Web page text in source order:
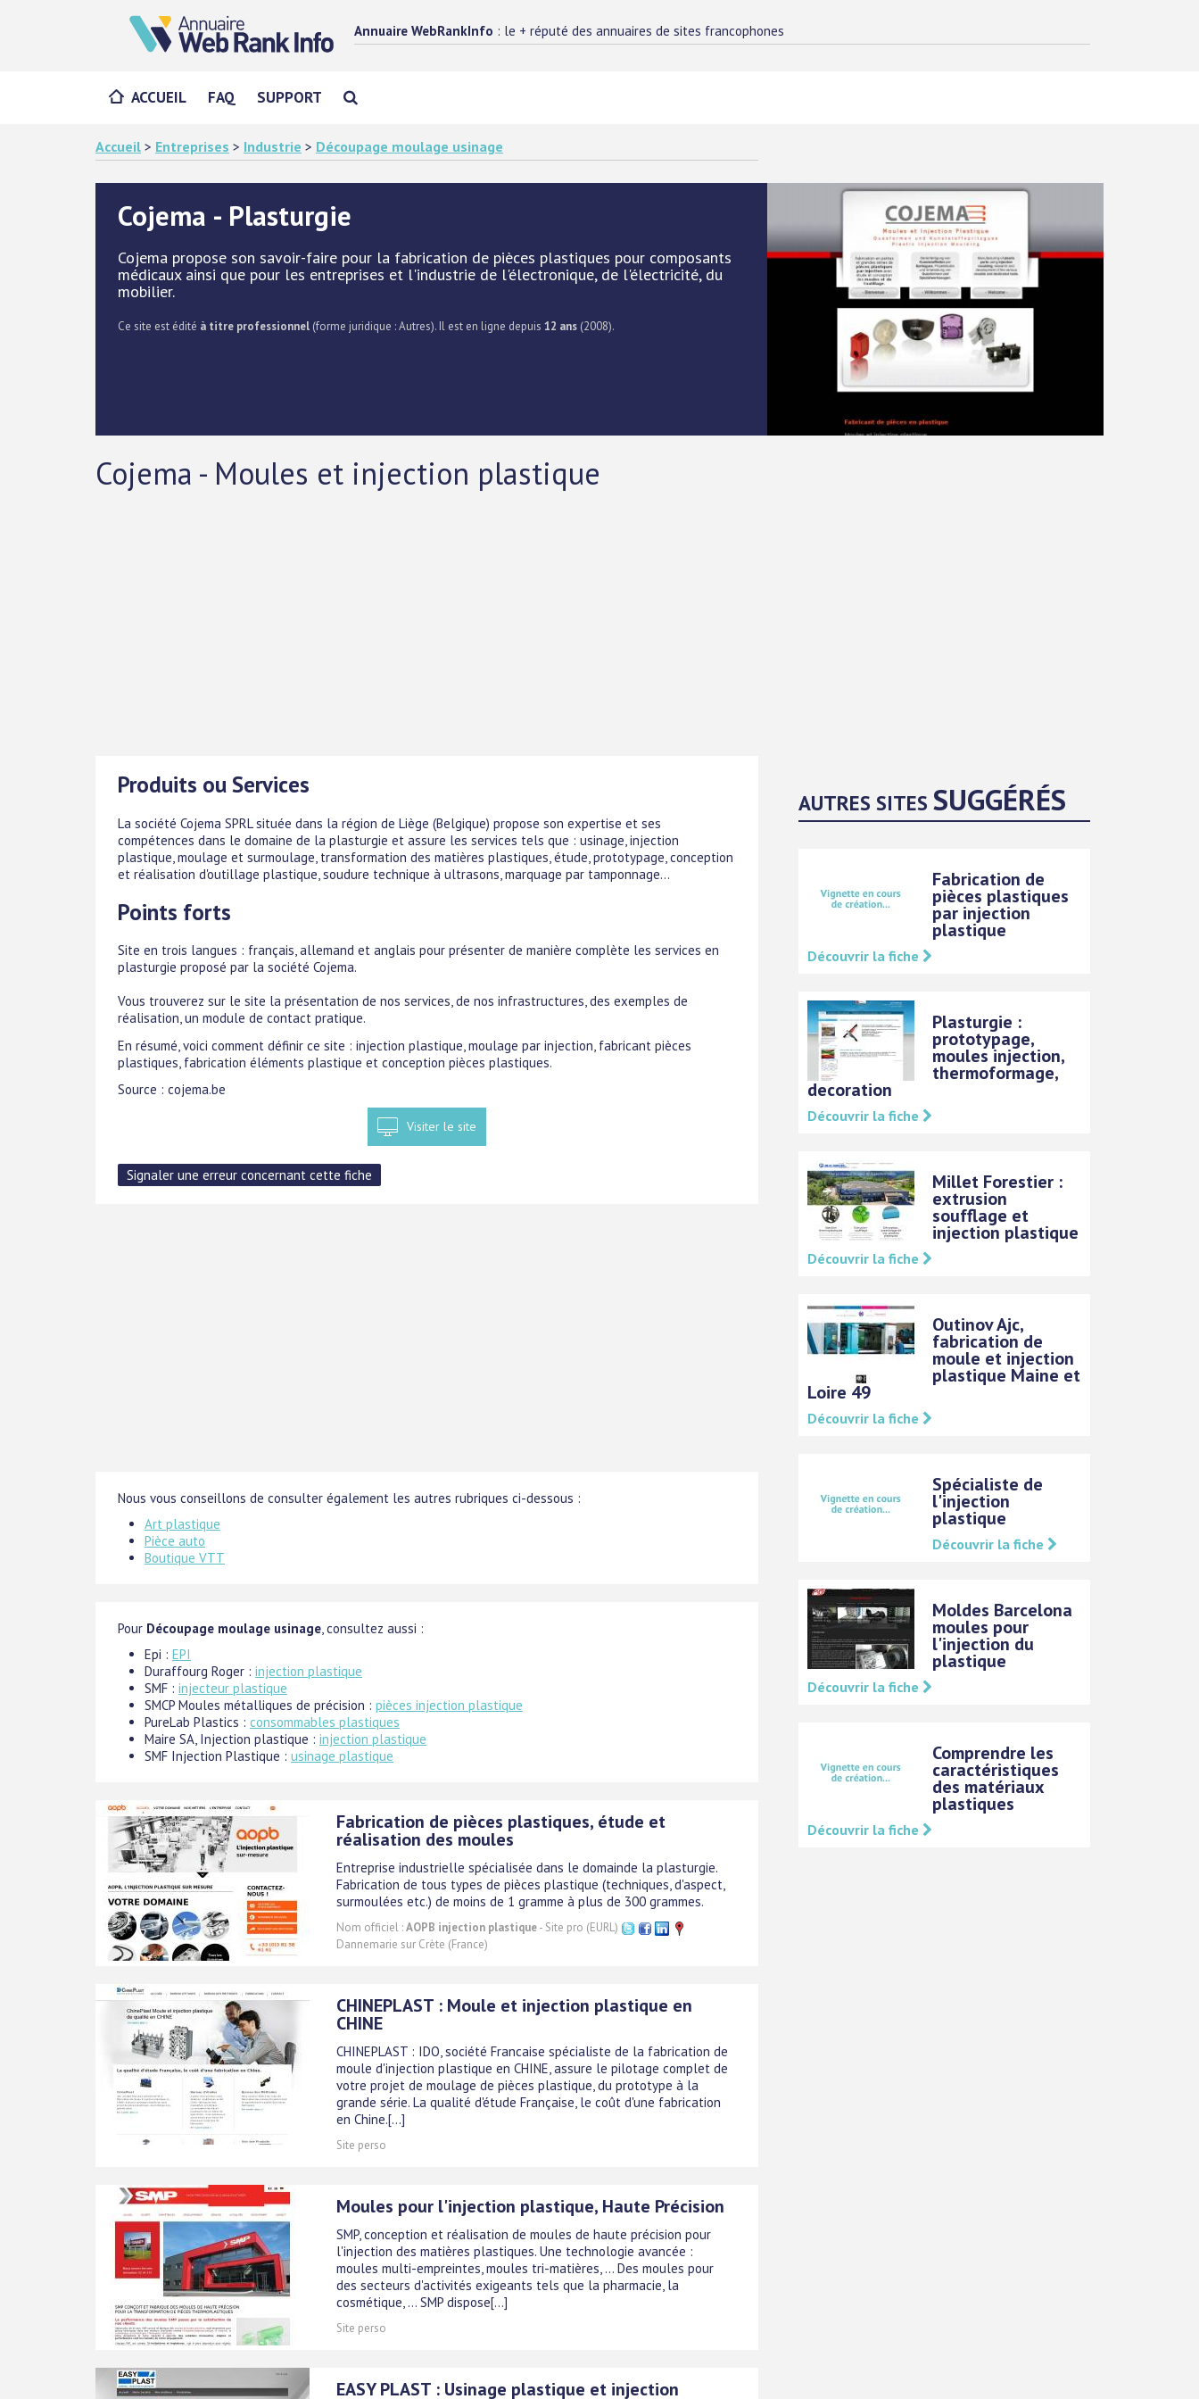
Annuaire WebRankInfo : le + réputé des annuaires de sites francophones
ACCUEIL FAQ SUPPORT
Accueil > Entreprises > Industrie > Découpage moulage usinage
Cojema - Plasturgie
Cojema propose son savoir-faire pour la fabrication de pièces plastiques pour composants
médicaux ainsi que pour les entreprises et l'industrie de l'électronique, de l'électricité, du
mobilier.
Ce site est édité à titre professionnel (forme juridique : Autres). Il est en ligne depuis 12 ans (2008).
Cojema - Moules et injection plastique
Produits ou Services
La société Cojema SPRL située dans la région de Liège (Belgique) propose son expertise et ses
compétences dans le domaine de la plasturgie et assure les services tels que : usinage, injection
plastique, moulage et surmoulage, transformation des matières plastiques, étude, prototypage, conception
et réalisation d'outillage plastique, soudure technique à ultrasons, marquage par tamponnage...
Points forts
Site en trois langues : français, allemand et anglais pour présenter de manière complète les services en
plasturgie proposé par la société Cojema.
Vous trouverez sur le site la présentation de nos services, de nos infrastructures, des exemples de
réalisation, un module de contact pratique.
En résumé, voici comment définir ce site : injection plastique, moulage par injection, fabricant pièces
plastiques, fabrication éléments plastique et conception pièces plastiques.
Source : cojema.be
Visiter le site
Nous vous conseillons de consulter également les autres rubriques ci-dessous :
Art plastique
Pièce auto
Boutique VTT
Pour Découpage moulage usinage, consultez aussi :
Epi : EPI
Duraffourg Roger : injection plastique
SMF : injecteur plastique
SMCP Moules métalliques de précision : pièces injection plastique
PureLab Plastics : consommables plastiques
Maire SA, Injection plastique : injection plastique
SMF Injection Plastique : usinage plastique
Fabrication de pièces plastiques, étude et
réalisation des moules
Entreprise industrielle spécialisée dans le domainde la plasturgie.
Fabrication de tous types de pièces plastique (techniques, d'aspect,
surmoulées etc.) de moins de 1 gramme à plus de 300 grammes.
Nom officiel :AOPB injection plastique- Site pro (EURL)
Dannemarie sur Crète (France)
CHINEPLAST : Moule et injection plastique en
CHINE
CHINEPLAST : IDO, société Francaise spécialiste de la fabrication de
moule d'injection plastique en CHINE, assure le pilotage complet de
votre projet de moulage de pièces plastique, du prototype à la
grande série. La qualité d'étude Française, le coût d'une fabrication
en Chine.[...]
Site perso
Moules pour l'injection plastique, Haute Précision
SMP, conception et réalisation de moules de haute précision pour
l'injection des matières plastiques. Une technologie avancée :
moules multi-empreintes, moules tri-matières, ... Des moules pour
des secteurs d'activités exigeants tels que la pharmacie, la
cosmétique, ... SMP dispose[...]
Site perso
EASY PLAST : Usinage plastique et injection
AUTRES SITESSUGGÉRÉS
Fabrication de
pièces plastiques
par injection
plastique
Découvrir la fiche
Plasturgie :
prototypage,
moules injection,
thermoformage,
decoration
Découvrir la fiche
Millet Forestier :
extrusion
soufflage et
injection plastique
Découvrir la fiche
Outinov Ajc,
fabrication de
moule et injection
plastique Maine et
Loire 49
Découvrir la fiche
Spécialiste de
l'injection
plastique
Découvrir la fiche
Moldes Barcelona
moules pour
l'injection du
plastique
Découvrir la fiche
Comprendre les
caractéristiques
des matériaux
plastiques
Découvrir la fiche